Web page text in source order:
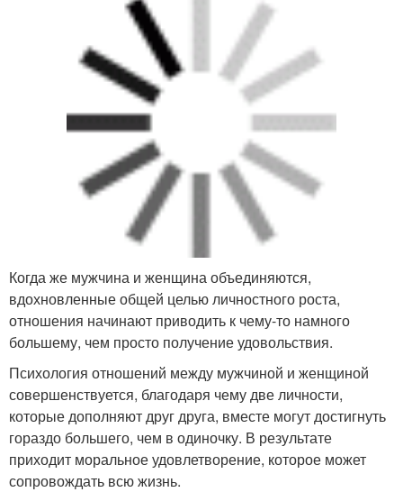
Когда же мужчина и женщина объединяются,
вдохновленные общей целью личностного роста,
отношения начинают приводить к чему-то намного
большему, чем просто получение удовольствия.
Психология отношений между мужчиной и женщиной
совершенствуется, благодаря чему две личности,
которые дополняют друг друга, вместе могут достигнуть
гораздо большего, чем в одиночку. В результате
приходит моральное удовлетворение, которое может
сопровождать всю жизнь.